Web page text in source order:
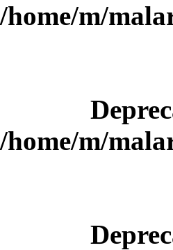
/home/m/
/home/m/